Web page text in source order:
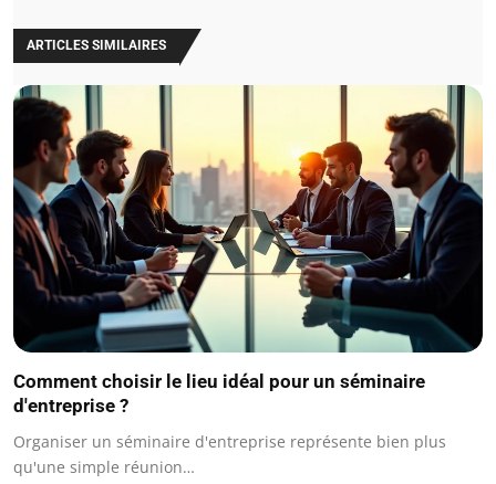
ARTICLES SIMILAIRES
Comment choisir le lieu idéal pour un séminaire
d'entreprise ?
Organiser un séminaire d'entreprise représente bien plus
qu'une simple réunion…